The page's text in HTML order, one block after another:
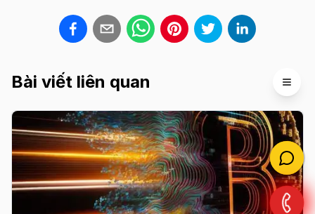
Bài viết liên quan